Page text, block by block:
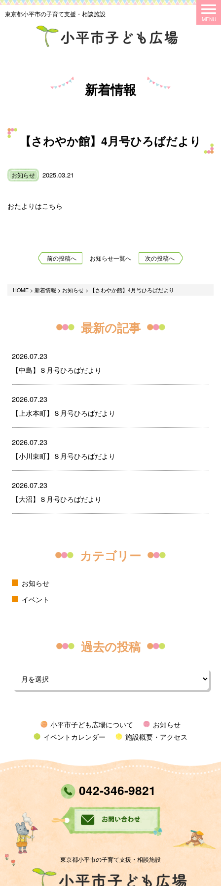
東京都小平市の子育て支援・相談施設
新着情報
【さわやか館】4月号ひろばだより
お知らせ 2025.03.21
おたよりはこちら
前の投稿へ お知らせ一覧へ 次の投稿へ
HOME> 新着情報 > お知らせ> 【さわやか館】4月号ひろばだより
最新の記事
2026.07.23
【中島】８月号ひろばだより
2026.07.23
【上水本町】８月号ひろばだより
2026.07.23
【小川東町】８月号ひろばだより
2026.07.23
【大沼】８月号ひろばだより
カテゴリー
お知らせ
イベント
過去の投稿
小平市子ども広場について
お知らせ
イベントカレンダー
施設概要・アクセス
042-346-9821
東京都小平市の子育て支援・相談施設